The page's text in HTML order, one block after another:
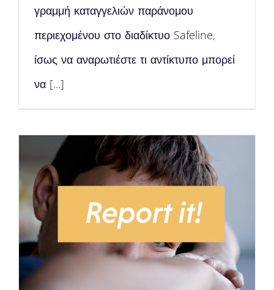
γραμμή καταγγελιών παράνομου
περιεχομένου στο διαδίκτυο Safeline,
ίσως να αναρωτιέστε τι αντίκτυπο μπορεί
να [...]